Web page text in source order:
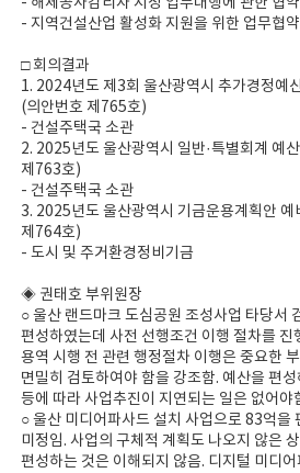
- 지역건설산업 활성화 지원을 위한 업무협약
□ 회의결과
1. 2024년도 제3회 울산광역시 추가경정예
(의안번호 제765호)
- 건설주택국 소관
2. 2025년도 울산광역시 일반·특별회계 예
제763호)
- 건설주택국 소관
3. 2025년도 울산광역시 기금운용계획안
제764호)
- 도시 및 주거환경정비기금
◈ 권태호 부위원장
○ 울산 랜드마크 도심공원 조성사업 타당서
편성하였는데 사전 선행조건 이행 절차를 진
용역 시행 전 관련 행정절차 이행은 중요한
면밀히 검토하여야 함을 강조함. 예산을 편
등에 따라 사업추진이 지연되는 일은 없어야
○ 울산 미디어파사드 설치 사업으로 83억을
미정임. 사업의 구체적 계획도 나오지 않은
편성하는 것은 이해되지 않음. 디지털 미디